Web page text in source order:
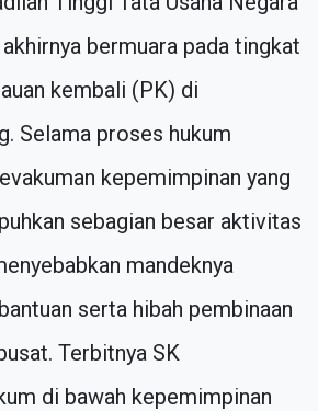
bermuara pada tingkat
kembali (PK) di
Selama proses hukum
kepemimpinan yang
sebagian besar aktivitas
mandeknya
serta hibah pembinaan
Terbitnya SK
di bawah kepemimpinan